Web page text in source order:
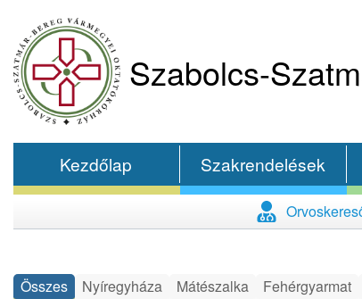
Szabolcs-
Kezdőlap Szakrendelések
Összes Nyíregyháza Mátészalka Fehérgyarmat